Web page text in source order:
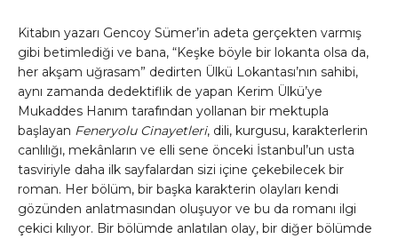
Kitabın yazarı Gencoy Sümer’in adeta gerçekten varmış
gibi betimlediği ve bana, “Keşke böyle bir lokanta olsa da,
her akşam uğrasam” dedirten Ülkü Lokantası’nın sahibi,
aynı zamanda dedektiflik de yapan Kerim Ülkü’ye
Mukaddes Hanım tarafından yollanan bir mektupla
başlayan Feneryolu Cinayetleri, dili, kurgusu, karakterlerin
canlılığı, mekânların ve elli sene önceki İstanbul’un usta
tasviriyle daha ilk sayfalardan sizi içine çekebilecek bir
roman. Her bölüm, bir başka karakterin olayları kendi
gözünden anlatmasından oluşuyor ve bu da romanı ilgi
çekici kılıyor. Bir bölümde anlatılan olay, bir diğer bölümde